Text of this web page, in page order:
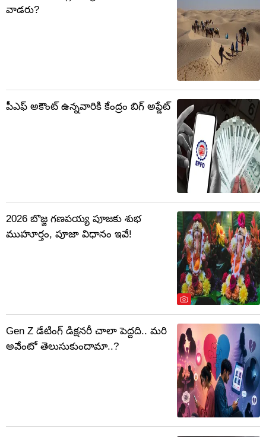
వాడరు?
పీఎఫ్ అకౌంట్ ఉన్నవారికి కేంద్రం బిగ్ అప్డేట్
2026 బొజ్జ గణపయ్య పూజకు శుభ
ముహూర్తం, పూజా విధానం ఇవే!
Gen Z డేటింగ్ డిక్షనరీ చాలా పెద్దది.. మరి
అవేంటో తెలుసుకుందామా..?